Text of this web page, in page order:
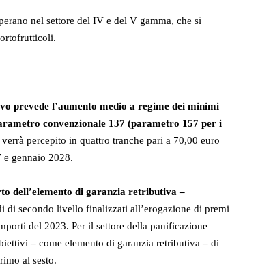
nel settore del IV e del V gamma, che si
prevede l’aumento medio a regime dei minimi
convenzionale 137 (parametro 157 per i
verrà percepito in quattro tranche pari a 70,00 euro
gennaio 2028.
dell’elemento di garanzia retributiva –
di secondo livello finalizzati all’erogazione di premi
del 2023. Per il settore della panificazione
– come elemento di garanzia retributiva– di
al sesto.